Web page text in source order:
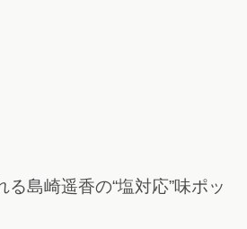
る島崎遥香の“塩対応”味ポッ